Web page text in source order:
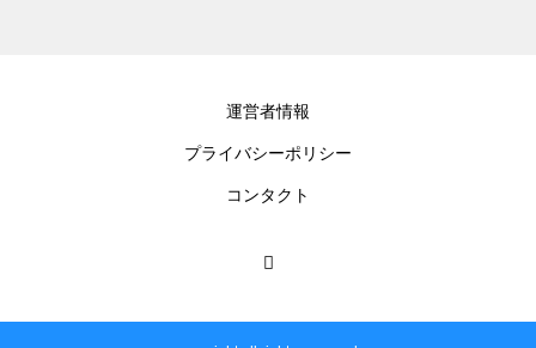
運営者情報
プライバシーポリシー
コンタクト